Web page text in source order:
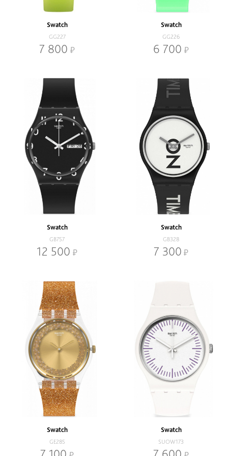
Swatch
GG227
7 800
Swatch
GG226
6 700
Swatch
GB757
12 500
Swatch
GB328
7 300
Swatch
GE285
Swatch
SUOW173